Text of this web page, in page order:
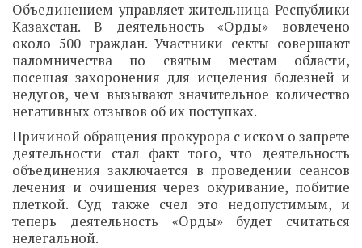
Объединением управляет жительница Республики
Казахстан. В деятельность «Орды» вовлечено
около 500 граждан. Участники секты совершают
паломничества по святым местам области,
посещая захоронения для исцеления болезней и
недугов, чем вызывают значительное количество
негативных отзывов об их поступках.
Причиной обращения прокурора с иском о запрете
деятельности стал факт того, что деятельность
объединения заключается в проведении сеансов
лечения и очищения через окуривание, побитие
плеткой. Суд также счел это недопустимым, и
теперь деятельность «Орды» будет считаться
нелегальной.